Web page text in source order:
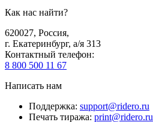
Как нас найти?
620027, Россия,
г. Екатеринбург, а/я 313
Контактный телефон:
8 800 500 11 67
Написать нам
Поддержка: support@ridero.ru
Печать тиража: print@ridero.ru